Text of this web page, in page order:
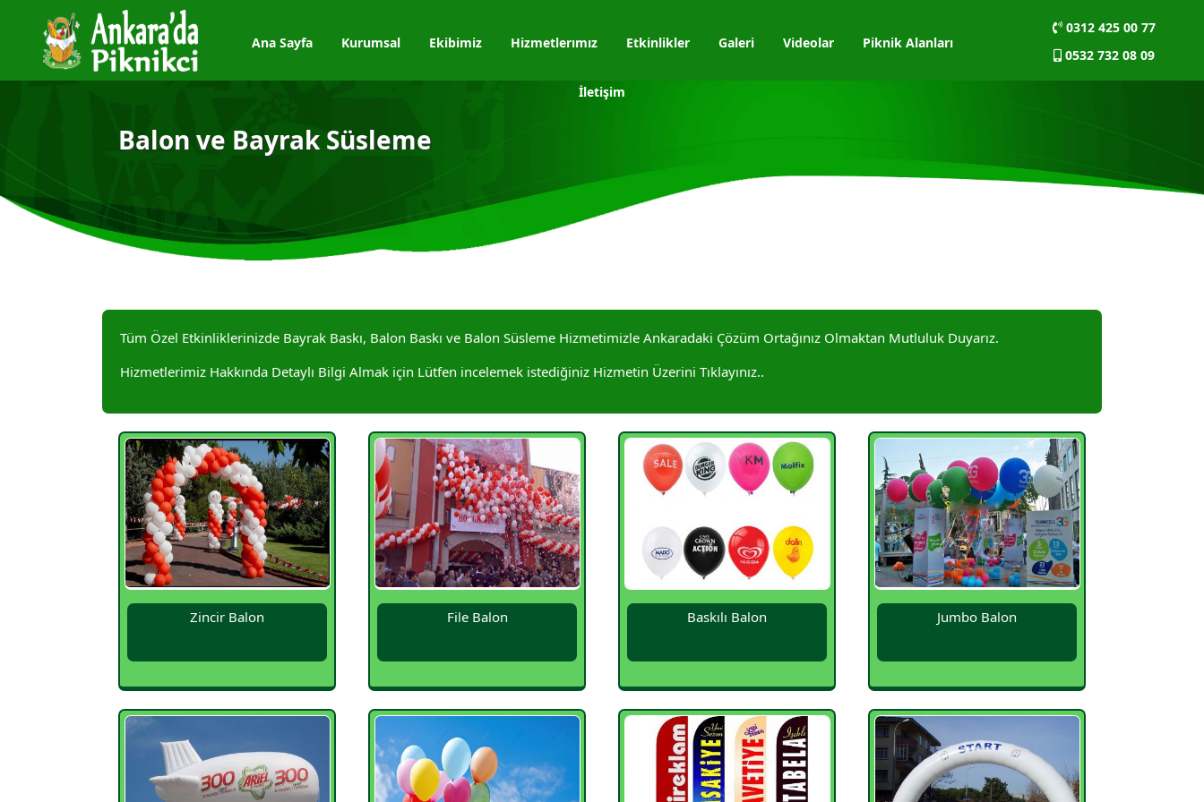
Ana Sayfa Kurumsal Ekibimiz Hizmetlerımız Etkinlikler Galeri Videolar Piknik Alanları
İletişim
0312 425 00 77
0532 732 08 09
Balon ve Bayrak Süsleme
Tüm Özel Etkinliklerinizde Bayrak Baskı, Balon Baskı ve Balon Süsleme Hizmetimizle Ankaradaki Çözüm Ortağınız Olmaktan Mutluluk Duyarız.
Hizmetlerimiz Hakkında Detaylı Bilgi Almak için Lütfen incelemek istediğiniz Hizmetin Üzerini Tıklayınız..
Zincir Balon File Balon Baskılı Balon Jumbo Balon